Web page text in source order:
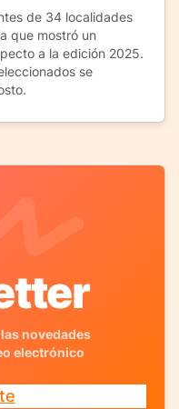
de 34 localidades
que mostró un
a la edición 2025.
se
novedades
electrónico